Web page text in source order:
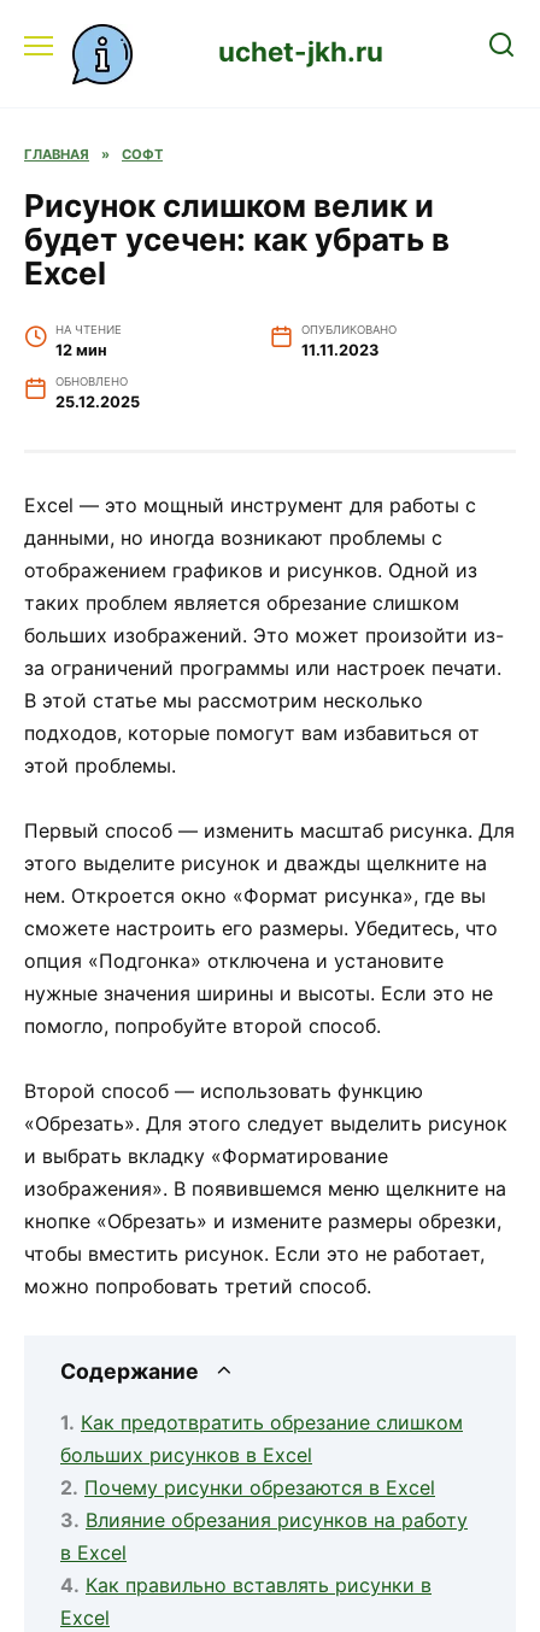
содержанию
uchet-jkh.ru
ГЛАВНАЯ » СОФТ
Рисунок слишком велик и
будет усечен: как убрать в
Excel
НА ЧТЕНИЕ
12 мин
ОПУБЛИКОВАНО
11.11.2023
ОБНОВЛЕНО
25.12.2025
Excel — это мощный инструмент для работы с
данными, но иногда возникают проблемы с
отображением графиков и рисунков. Одной из
таких проблем является обрезание слишком
больших изображений. Это может произойти из-
за ограничений программы или настроек печати.
В этой статье мы рассмотрим несколько
подходов, которые помогут вам избавиться от
этой проблемы.
Первый способ — изменить масштаб рисунка. Для
этого выделите рисунок и дважды щелкните на
нем. Откроется окно «Формат рисунка», где вы
сможете настроить его размеры. Убедитесь, что
опция «Подгонка» отключена и установите
нужные значения ширины и высоты. Если это не
помогло, попробуйте второй способ.
Второй способ — использовать функцию
«Обрезать». Для этого следует выделить рисунок
и выбрать вкладку «Форматирование
изображения». В появившемся меню щелкните на
кнопке «Обрезать» и измените размеры обрезки,
чтобы вместить рисунок. Если это не работает,
можно попробовать третий способ.
Содержание
Как предотвратить обрезание слишком
больших рисунков в Excel
Почему рисунки обрезаются в Excel
Влияние обрезания рисунков на работу
в Excel
Как правильно вставлять рисунки в
Excel